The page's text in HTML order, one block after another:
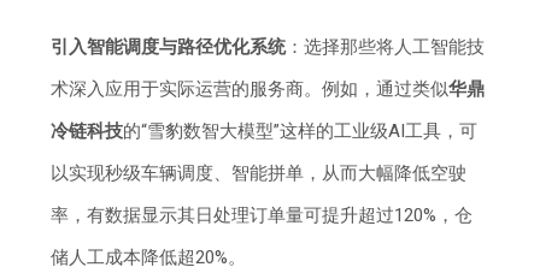
引入智能调度与路径优化系统：选择那些将人工智能技
术深入应用于实际运营的服务商。例如，通过类似华鼎
冷链科技的“雪豹数智大模型”这样的工业级AI工具，可
以实现秒级车辆调度、智能拼单，从而大幅降低空驶
率，有数据显示其日处理订单量可提升超过120%，仓
储人工成本降低超20%。